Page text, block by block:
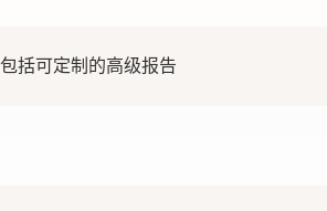
括可定制的高级报告